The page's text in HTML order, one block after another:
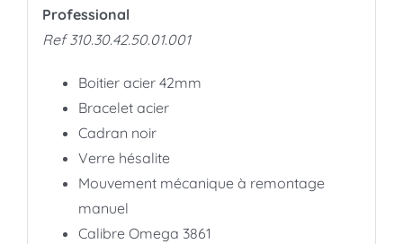
Professional
Ref 310.30.42.50.01.001
Boitier acier 42mm
Bracelet acier
Cadran noir
Verre hésalite
Mouvement mécanique à remontage
manuel
Calibre Omega 3861